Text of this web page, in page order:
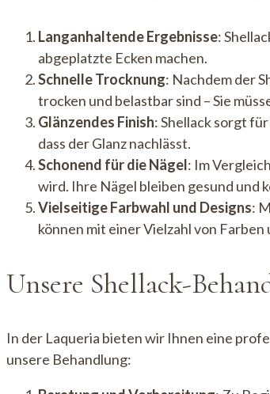
Langanhaltende Ergebnisse:
abgeplatzte Ecken machen.
Schnelle Trocknung: Nachdem der
trocken und belastbar sind – Sie
Glänzendes Finish: Shellack sorgt
dass der Glanz nachlässt.
Schonend für die Nägel: Im
wird. Ihre Nägel bleiben gesund und
Vielseitige Farbwahl und Designs:
können mit einer Vielzahl von
Unsere Shellack-
In der Laqueria bieten wir Ihnen eine
unsere Behandlung: